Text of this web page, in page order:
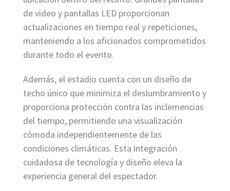
de video y pantallas LED proporcionan
actualizaciones en tiempo real y repeticiones,
manteniendo a los aficionados comprometidos
durante todo el evento.
Además, el estadio cuenta con un diseño de
techo único que minimiza el deslumbramiento y
proporciona protección contra las inclemencias
del tiempo, permitiendo una visualización
cómoda independientemente de las
condiciones climáticas. Esta integración
cuidadosa de tecnología y diseño eleva la
experiencia general del espectador.